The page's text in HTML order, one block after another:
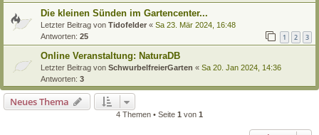
Die kleinen Sünden im Gartencenter...
Letzter Beitrag von Tidofelder « Sa 23. Mär 2024, 16:48
Antworten: 25 1 2 3
Online Veranstaltung: NaturaDB
Letzter Beitrag von SchwurbelfreierGarten « Sa 20. Jan 2024, 14:36
Antworten: 3
Neues Thema
4 Themen • Seite 1 von 1